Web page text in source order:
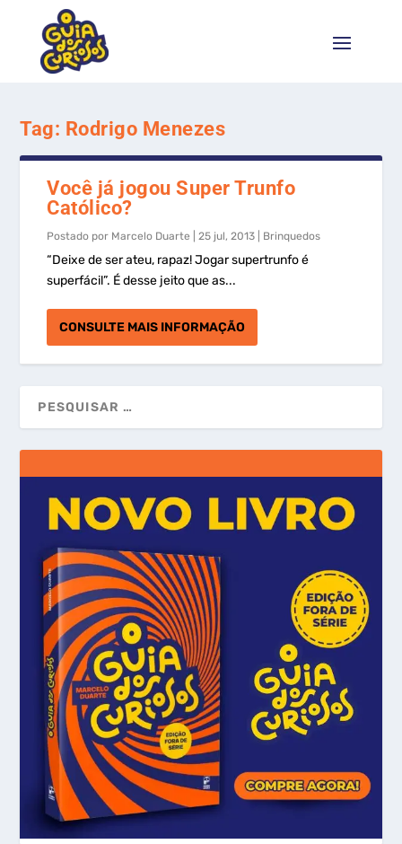
Tag: Rodrigo Menezes
Você já jogou Super Trunfo
Católico?
Postado por Marcelo Duarte |25 jul, 2013 Brinquedos
“Deixe de ser ateu, rapaz! Jogar supertrunfo é
superfácil”. É desse jeito que as...
CONSULTE MAIS INFORMAÇÃO